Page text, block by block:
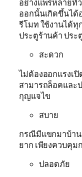
อย่างแพร่หลายทั่
ออกนั้นเกิดขึ้นได้
รีโมท ใช้งานได้ทุ
ประตูร้านค้า ประ
สะดวก
ไม่ต้องออกแรงเ
สามารถล็อคและ
กุญแจไข
สบาย
กรณีมีแขกมาบ้าน
ยาก เพียงควบคุ
ปลอดภัย